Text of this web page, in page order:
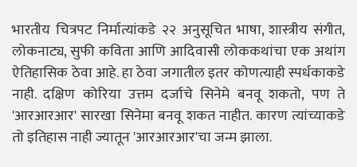
भारतीय चित्रपट निर्मात्यांकडे २२ अनुसूचित भाषा, शास्त्रीय संगीत,
लोकनाट्य, सुफी कविता आणि आदिवासी लोककथांचा एक अथांग
ऐतिहासिक ठेवा आहे. हा ठेवा जगातील इतर कोणत्याही स्पर्धकाकडे
नाही. दक्षिण कोरिया उत्तम दर्जाचे सिनेमे बनवू शकतो, पण ते
'आरआरआर' सारखा सिनेमा बनवू शकत नाहीत. कारण त्यांच्याकडे
तो इतिहास नाही ज्यातून 'आरआरआर'चा जन्म झाला.